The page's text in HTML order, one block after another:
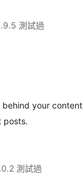
測試過
your
posts.
測試過